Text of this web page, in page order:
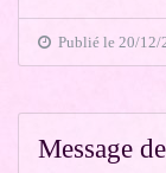
Publié le 20/12/
Message